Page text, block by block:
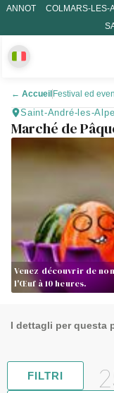
ANNOT COLMARS-LES-
← Accueil Festival ed
Saint-André-les-
Marché de
Venez découvrir de
l'Œuf à 10 heures.
I dettagli per questa
FILTRI